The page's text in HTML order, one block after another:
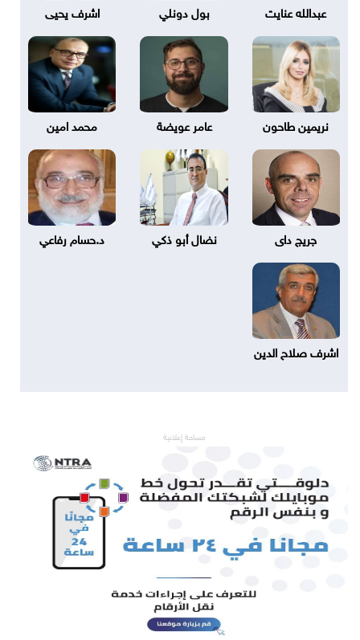
عبدالله عنايت بول دونلي اشرف يحيى
نريمين طاحون عامر عويضة محمد امين
جريج داى نضال أبو ذكي د.حسام رفاعي
اشرف صلاح الدين
مساحة إعلانية